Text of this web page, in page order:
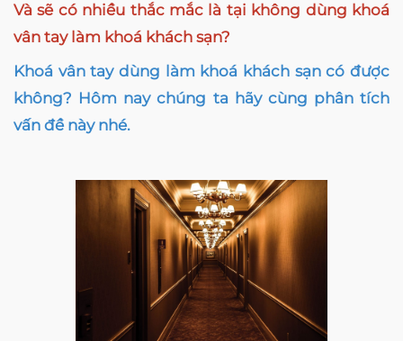
Và sẽ có nhiều thắc mắc là tại không dùng khoá
vân tay làm khoá khách sạn?
Khoá vân tay dùng làm khoá khách sạn có được
không? Hôm nay chúng ta hãy cùng phân tích
vấn đề này nhé.